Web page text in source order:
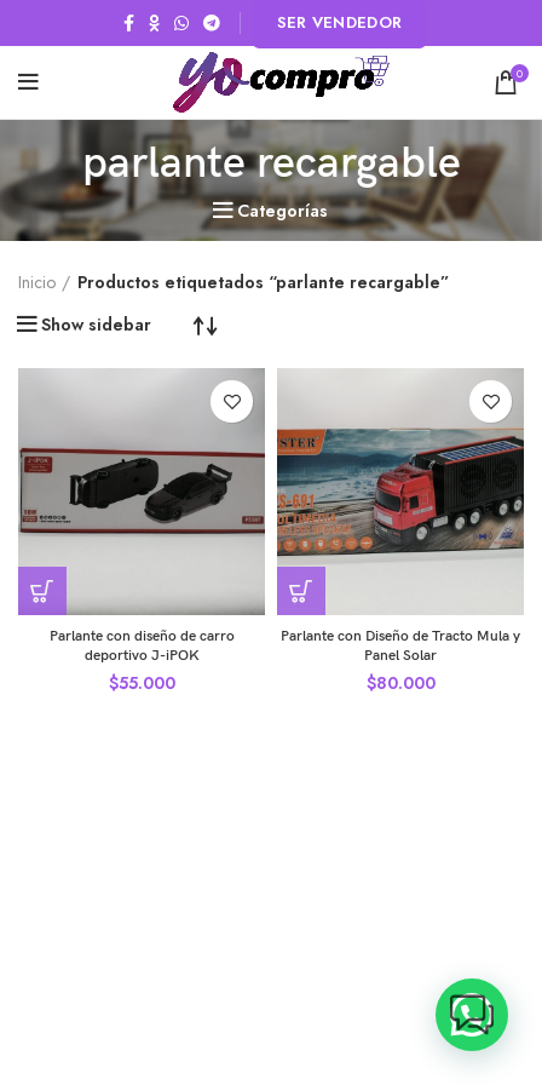
SER VENDEDOR
0
parlante recargable
Categorías
Inicio
Productos etiquetados “parlante recargable”
Show sidebar
Parlante con diseño de carro
deportivo J-iPOK
$55.000
Parlante con Diseño de Tracto Mula y
Panel Solar
$80.000